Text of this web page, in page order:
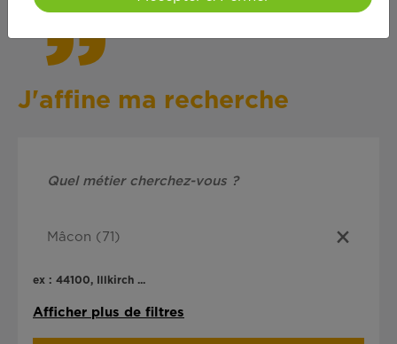
J'affine ma recherche
ex : 44100, Illkirch ...
Afficher plus de filtres